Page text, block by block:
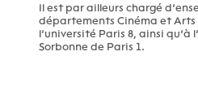
Il est par ailleurs chargé
départements Cinéma et Arts
l’université Paris 8, ainsi qu’à
Sorbonne de Paris 1.